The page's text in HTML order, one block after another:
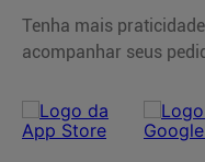
Tenha mais
acompanhar seus